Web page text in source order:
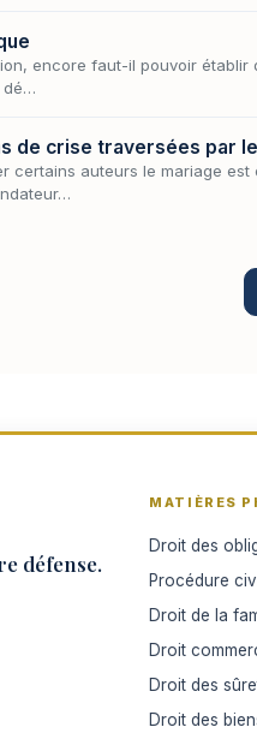
encore faut-il pouvoir
dé…
de crise traversées par
certains auteurs le mariage
défense.
MATIÈRES
Droit des
Procédure
Droit de la
Droit
Droit des
Droit des